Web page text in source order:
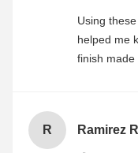
Using
helped me
finish made
R Ramirez